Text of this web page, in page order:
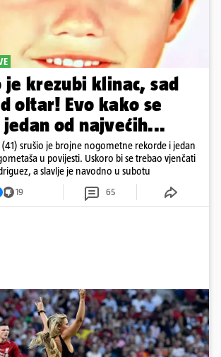
je krezubi klinac, sad
oltar! Evo kako se
od najvećih...
srušio je brojne nogometne rekorde i jedan
u povijesti. Uskoro bi se trebao vjenčati
a slavlje je navodno u subotu
19 65